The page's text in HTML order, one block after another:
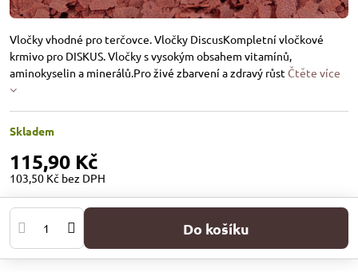
Vločky vhodné pro terčovce. Vločky DiscusKompletní vločkové
krmivo pro DISKUS. Vločky s vysokým obsahem vitamínů,
aminokyselin a minerálů.Pro živé zbarvení a zdravý růstČtěte více
Skladem
115,90 Kč
103,50 Kč bez DPH
Do košíku